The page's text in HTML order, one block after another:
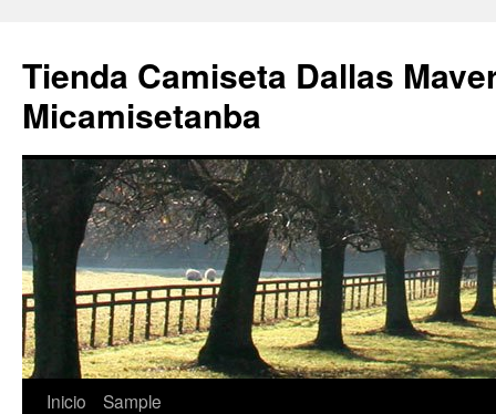
Tienda Camiseta Dallas
Micamisetanba
Saltar
Inicio
Sample